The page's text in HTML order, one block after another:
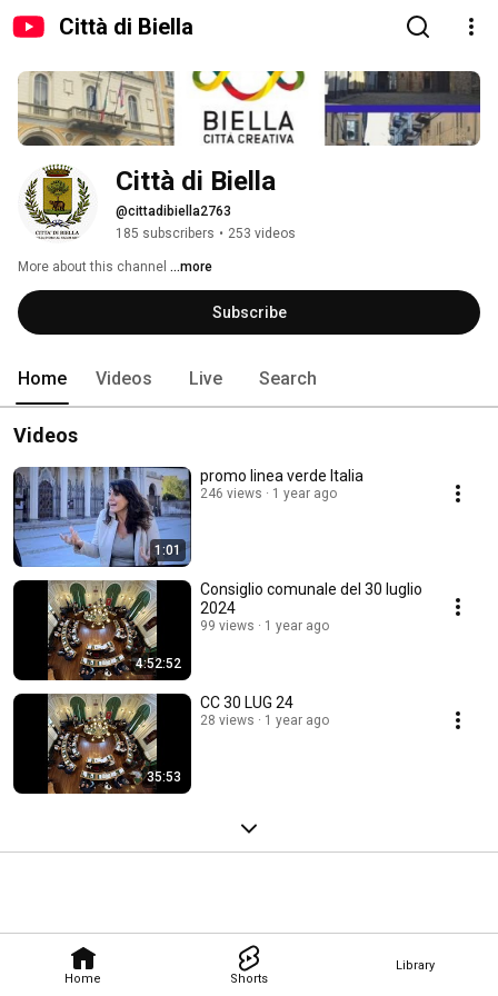
Città di Biella
Home Shorts
Library
Città di Biella
@cittadibiella2763
185 subscribers • 253 videos
More about this channel ...more
Subscribe
Home Videos Live Search
Videos
1:01
promo linea verde Italia
246 views 1 year ago
4:52:52
Consiglio comunale del 30 luglio
2024
99 views 1 year ago
35:53
CC 30 LUG 24
28 views 1 year ago